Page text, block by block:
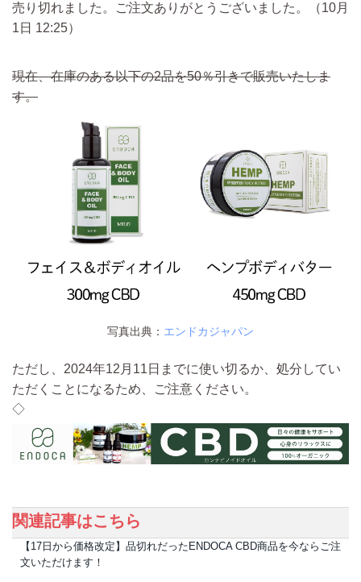
売り切れました。ご注文ありがとうございました。（10月
1日 12:25）
現在、在庫のある以下の2品を50％引きで販売いたしま
す。
写真出典： エンドカジャパン
ただし、 2024年12月11日までに使い切るか、処分してい
ただくことになるため、ご注意ください。
◇
関連記事はこちら
【17日から価格改定】品切れだったENDOCA CBD商品を今ならご注
文いただけます！